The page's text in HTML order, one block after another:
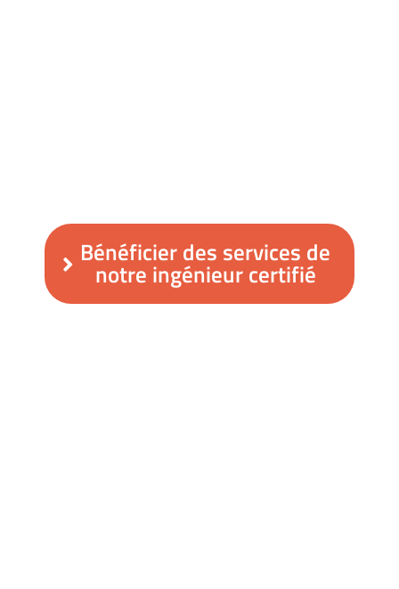
Bénéficier des services de
notre ingénieur certifié